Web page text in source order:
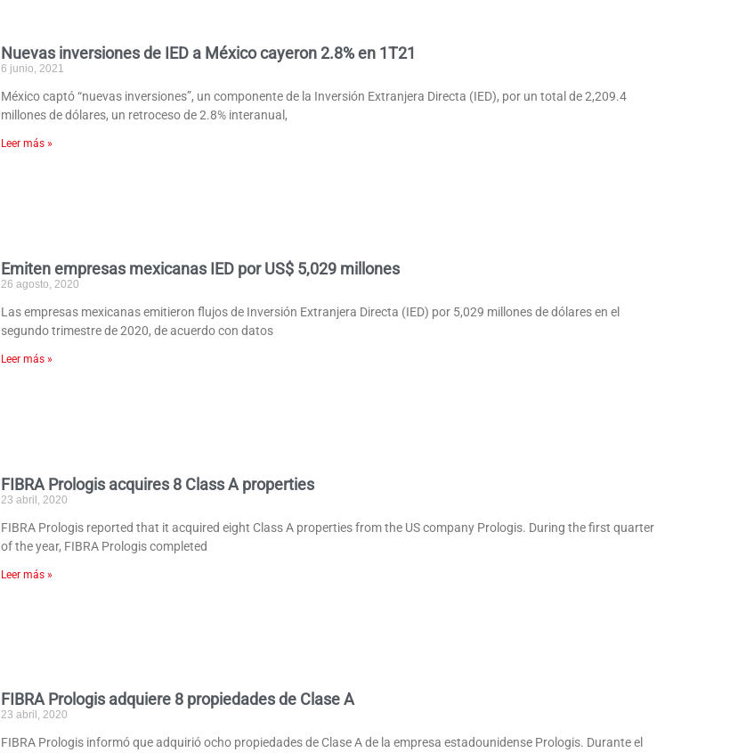
Nuevas inversiones de IED a México cayeron 2.8% en 1T21
6 junio, 2021
México captó “nuevas inversiones”, un componente de la Inversión Extranjera Directa (IED), por un total de 2,209.4
millones de dólares, un retroceso de 2.8% interanual,
Leer más »
Emiten empresas mexicanas IED por US$ 5,029 millones
26 agosto, 2020
Las empresas mexicanas emitieron flujos de Inversión Extranjera Directa (IED) por 5,029 millones de dólares en el
segundo trimestre de 2020, de acuerdo con datos
Leer más »
FIBRA Prologis acquires 8 Class A properties
23 abril, 2020
FIBRA Prologis reported that it acquired eight Class A properties from the US company Prologis. During the first quarter
of the year, FIBRA Prologis completed
Leer más »
FIBRA Prologis adquiere 8 propiedades de Clase A
23 abril, 2020
FIBRA Prologis informó que adquirió ocho propiedades de Clase A de la empresa estadounidense Prologis. Durante el